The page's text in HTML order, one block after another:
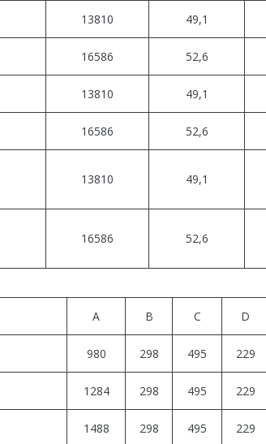
13810 49,1
16586 52,6
13810 49,1
16586 52,6
13810 49,1
16586 52,6
A B C D
980 298 495 229
1284 298 495 229
1488 298 495 229